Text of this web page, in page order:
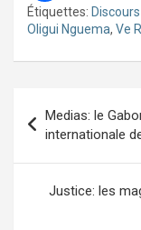
Étiquettes:
Oligui Nguema, Ve
de
l’article
Medias: le
internationale
Justice: les